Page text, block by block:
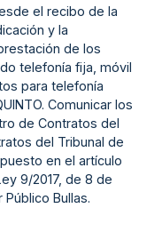
el recibo de la
y la
de los
telefonía fija, móvil
para telefonía
Comunicar los
de Contratos del
del Tribunal de
en el artículo
9/2017, de 8 de
Bullas.